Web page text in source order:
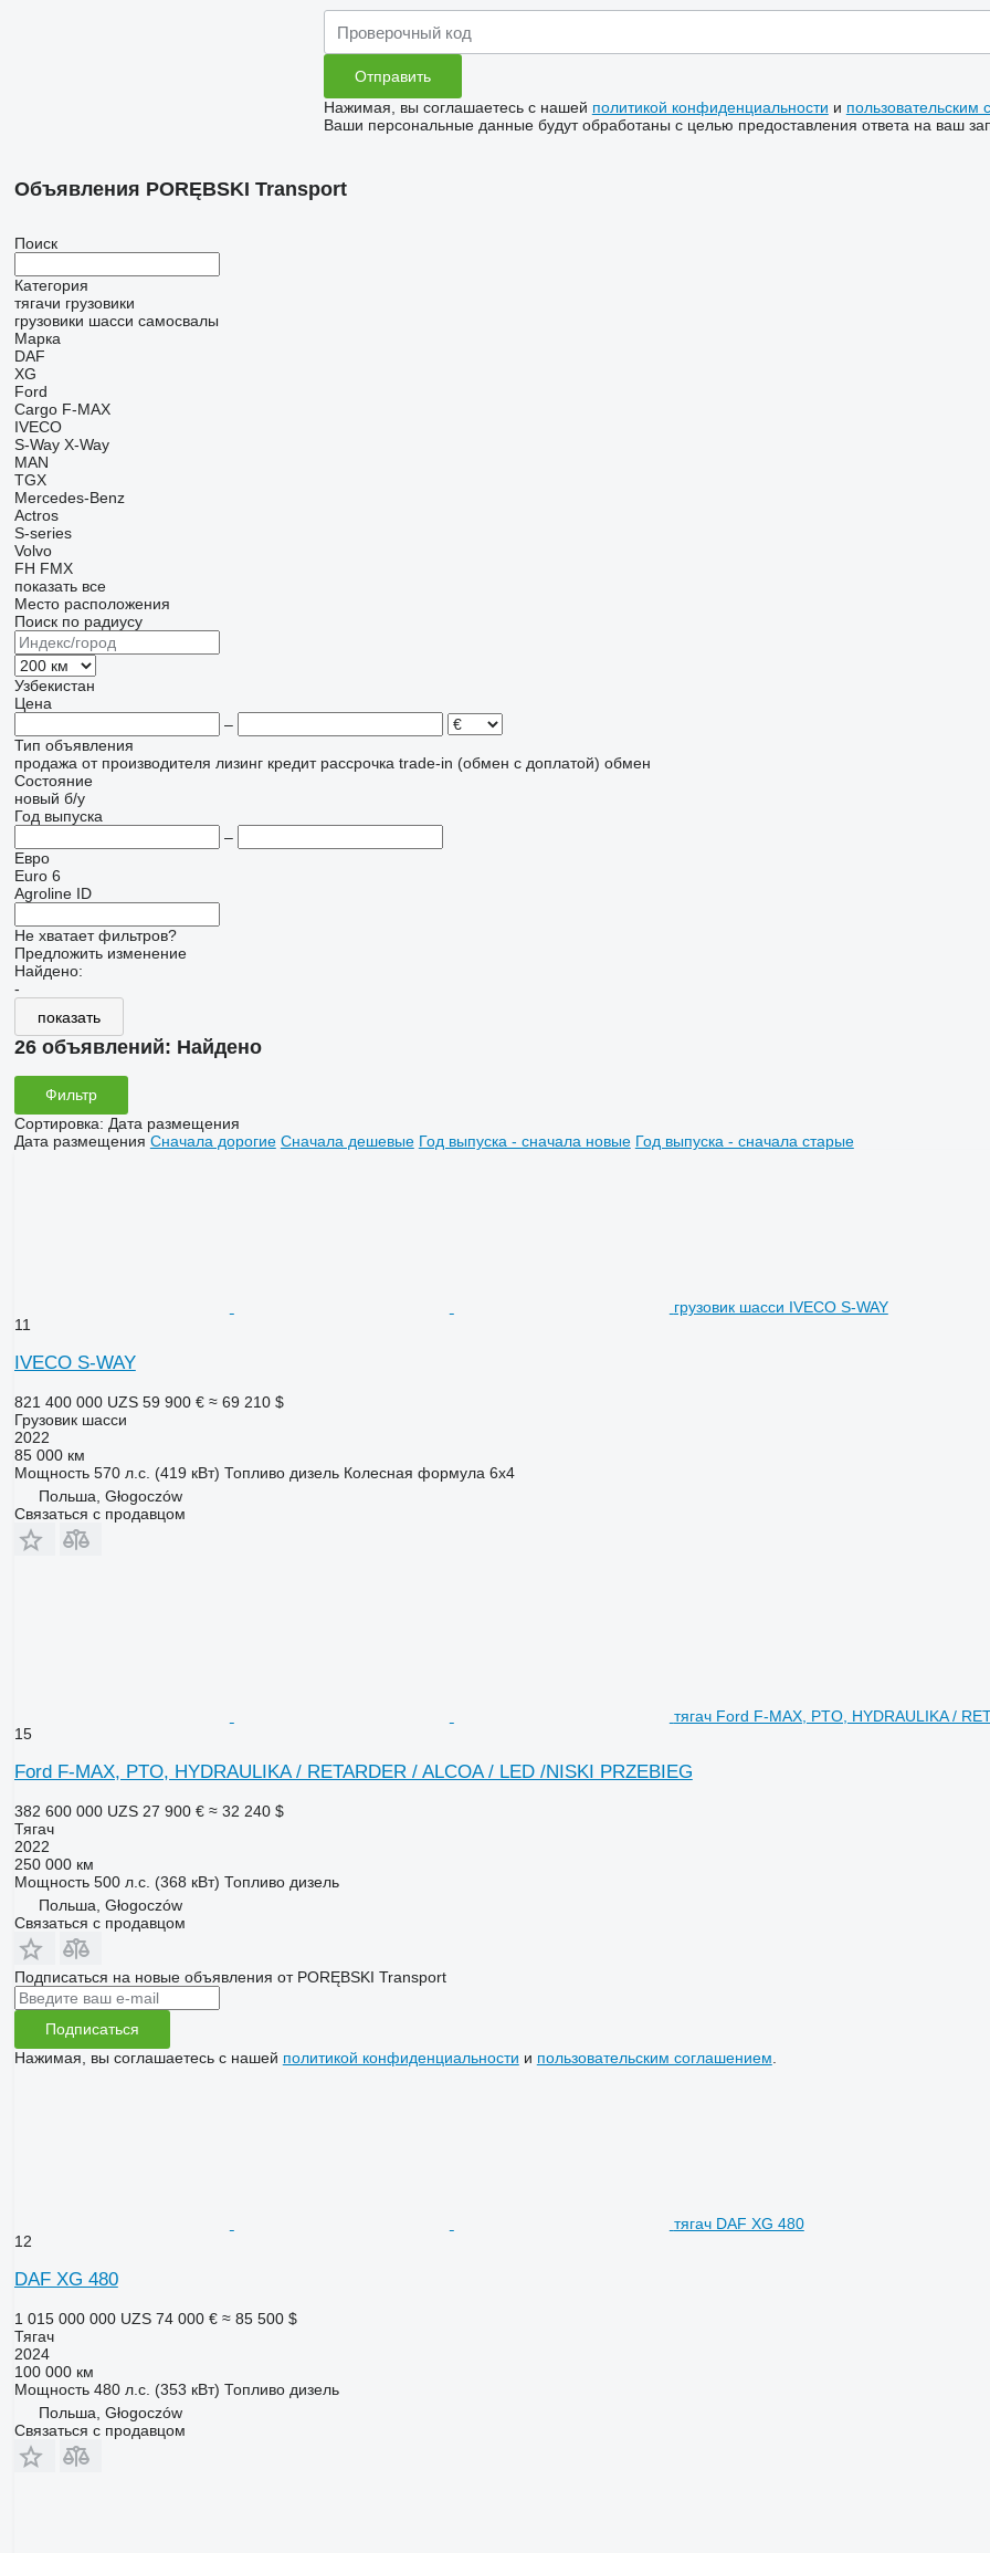
Нажимая, вы соглашаетесь с нашей политикой конфиденциальности и пользовательским
Ваши персональные данные будут обработаны с целью предоставления ответа на ваш
Объявления PORĘBSKI Transport
Поиск
Категория
тягачи грузовики
грузовики шасси самосвалы
Марка
DAF
XG
Ford
Cargo F-MAX
IVECO
S-Way X-Way
MAN
TGX
Mercedes-Benz
Actros
S-series
Volvo
FH FMX
показать все
Место расположения
Поиск по радиусу
Узбекистан
Цена
–
Тип объявления
продажа от производителя лизинг кредит рассрочка trade-in (обмен с доплатой) обмен
Состояние
новый б/у
Год выпуска
–
Евро
Euro 6
Agroline ID
Не хватает фильтров?
Предложить изменение
Найдено:
-
показать
26 объявлений: Найдено
Фильтр
Сортировка: Дата размещения
Дата размещения Сначала дорогие Сначала дешевые Год выпуска - сначала новые Год выпуска - сначала старые
грузовик шасси IVECO S-WAY
11
IVECO S-WAY
821 400 000 UZS 59 900 € ≈ 69 210 $
Грузовик шасси
2022
85 000 км
Мощность 570 л.с. (419 кВт) Топливо дизель Колесная формула 6x4
Польша, Głogoczów
Связаться с продавцом
тягач Ford F-MAX, PTO, HYDRAULIKA /
15
Ford F-MAX, PTO, HYDRAULIKA / RETARDER / ALCOA / LED /NISKI PRZEBIEG
382 600 000 UZS 27 900 € ≈ 32 240 $
Тягач
2022
250 000 км
Мощность 500 л.с. (368 кВт) Топливо дизель
Польша, Głogoczów
Связаться с продавцом
Подписаться на новые объявления от PORĘBSKI Transport
Подписаться
Нажимая, вы соглашаетесь с нашей политикой конфиденциальности и пользовательским соглашением
тягач DAF XG 480
12
DAF XG 480
1 015 000 000 UZS 74 000 € ≈ 85 500 $
Тягач
2024
100 000 км
Мощность 480 л.с. (353 кВт) Топливо дизель
Польша, Głogoczów
Связаться с продавцом